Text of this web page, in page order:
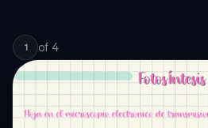
1 of 4